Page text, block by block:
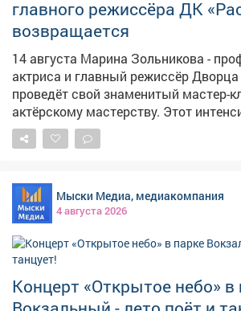
главного режиссёра ДК
возвращается
14 августа Марина Зольникова -
актриса и главный режиссёр Дворца
проведёт свой знаменитый мастер-
актёрскому мастерству. Этот
одним из самых популярных в
приходят, чтобы прокачать
ситуации. Никакой скучной теории. Только живая
практика, работа с голосом, телом
Никаких масок - только вы и ваша
Что будет: • упражнения на снятие телесных блоков •
настройка голоса и дикции • импровизация и
сценическая речь • управление состоянием
уверенности Два потока: 🧒 17:00 - для детей и
подростков (игровая форма,
Мыски Медиа, медиакомпания
4 августа 2026
Концерт «Открытое небо» в